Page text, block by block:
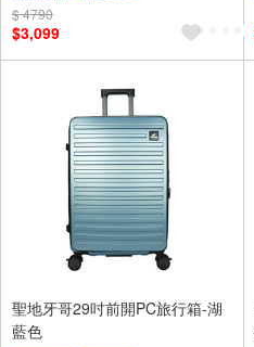
$ 4790
$3,099
聖地牙哥29吋前開PC旅行箱-湖
藍色